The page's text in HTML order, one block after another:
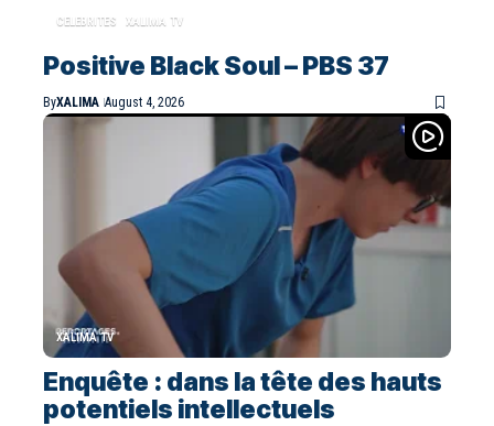
CELEBRITES XALIMA TV
Positive Black Soul – PBS 37
ByXALIMA August 4, 2026
XALIMA TV
Enquête : dans la tête des hauts
potentiels intellectuels